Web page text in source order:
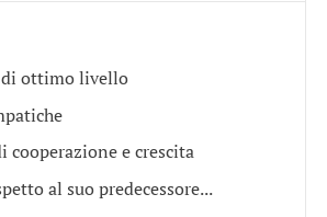
di ottimo livello
cooperazione e crescita
al suo predecessore...